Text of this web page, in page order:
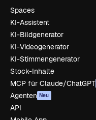
Spaces
KI-Assistent
KI-Bildgenerator
KI-Videogenerator
KI-Stimmengenerator
Stock-Inhalte
MCP für Claude/ChatGPT
Agenten Neu
API